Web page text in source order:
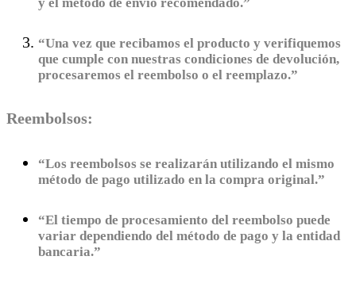
“Una vez que recibamos el producto y verifiquemos
que cumple con nuestras condiciones de devolución,
procesaremos el reembolso o el reemplazo.”
Reembolsos:
“Los reembolsos se realizarán utilizando el mismo
método de pago utilizado en la compra original.”
“El tiempo de procesamiento del reembolso puede
variar dependiendo del método de pago y la entidad
bancaria.”